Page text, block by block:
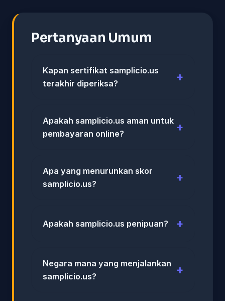
Pertanyaan Umum
Kapan sertifikat samplicio.us
terakhir diperiksa?
Apakah samplicio.us aman untuk
pembayaran online?
Apa yang menurunkan skor
samplicio.us?
Apakah samplicio.us penipuan?
Negara mana yang menjalankan
samplicio.us?